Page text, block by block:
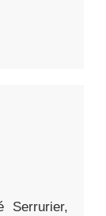
Serrurier,